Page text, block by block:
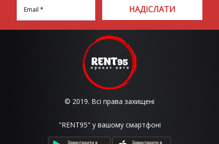
НАДІСЛАТИ
© 2019. Всі права захищені
"RENT95" у вашому смартфоні